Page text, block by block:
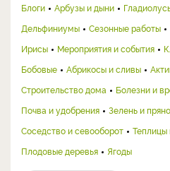
Блоги Арбузы и дыни
Дельфиниумы
Сезонные работы
Ирисы
Мероприятия и события
Бобовые
Абрикосы и сливы
Строительство дома
Болезни и
Почва и удобрения
Зелень и
Соседство и севооборот
Теплицы
Плодовые деревья
Ягоды